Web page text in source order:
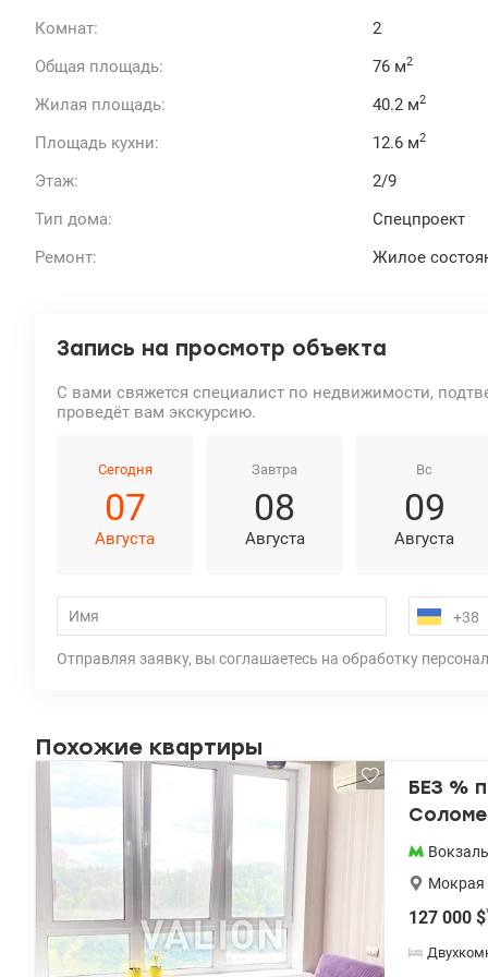
Комнат:
2
Общая площадь:
76 м2
Жилая площадь: 40.2 м2
Площадь кухни: 12.6 м2
Этаж:
2/9
Тип дома:
Спецпроект
Ремонт:
Жилое
Запись на просмотр объекта
С вами свяжется специалист по недвижимости,
проведёт вам экскурсию.
Сегодня
07
Августа
Завтра
08
Августа
Вс
09
Августа
Отправляя заявку, вы соглашаетесь на обработку
Похожие квартиры
БЕЗ %
Мокрая
127 000 $